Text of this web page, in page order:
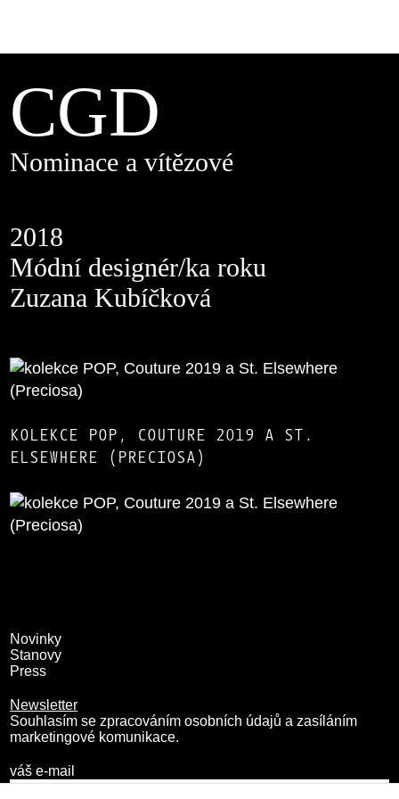
CGD
Nominace a vítězové
2018
Módní designér/ka roku
Zuzana Kubíčková
KOLEKCE POP, COUTURE 2019 A ST.
ELSEWHERE (PRECIOSA)
Novinky
Stanovy
Press
Newsletter
Souhlasím se zpracováním osobních údajů a zasíláním
marketingové komunikace.
váš e-mail